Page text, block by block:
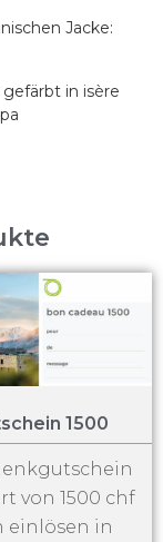
Jacke:
in isère
1500
von 1500 chf
einlösen in